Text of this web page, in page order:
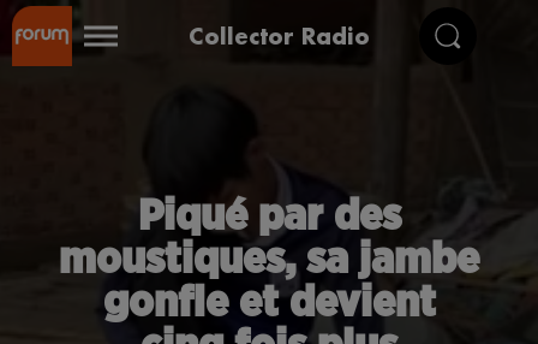
Collector Radio
Piqué par des
moustiques, sa jambe
gonfle et devient